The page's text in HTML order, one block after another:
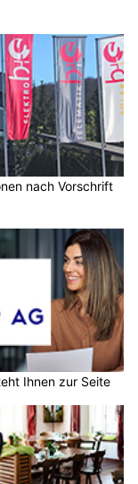
nach Vorschrift
Ihnen zur Seite